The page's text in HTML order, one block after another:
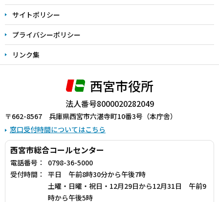
サイトポリシー
プライバシーポリシー
リンク集
西宮市役所
法人番号8000020282049
〒662-8567 兵庫県西宮市六湛寺町10番3号（本庁舎）
窓口受付時間についてはこちら
西宮市総合コールセンター
電話番号：
0798-36-5000
受付時間：
平日 午前8時30分から午後7時
土曜・日曜・祝日・12月29日から12月31日 午前9
時から午後5時